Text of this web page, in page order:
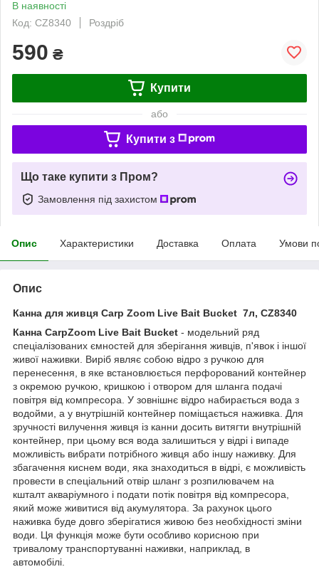
В наявності
Код: CZ8340
Роздріб
590 ₴
Купити
або
Купити з
Що таке купити з Пром?
Замовлення під захистом
Опис Характеристики Доставка Оплата Умови
Опис
Канна для живця Carp Zoom Live Bait Bucket 7л, CZ8340
Канна CarpZoom Live Bait Bucket - модельний ряд
спеціалізованих ємностей для зберігання живців, п'явок і іншої
живої наживки. Виріб являє собою відро з ручкою для
перенесення, в яке встановлюється перфорований контейнер
з окремою ручкою, кришкою і отвором для шланга подачі
повітря від компресора. У зовнішнє відро набирається вода з
водойми, а у внутрішній контейнер поміщається наживка. Для
зручності вилучення живця із канни досить витягти внутрішній
контейнер, при цьому вся вода залишиться у відрі і випаде
можливість вибрати потрібного живця або іншу наживку. Для
збагачення киснем води, яка знаходиться в відрі, є можливість
провести в спеціальний отвір шланг з розпилювачем на
кшталт акваріумного і подати потік повітря від компресора,
який може живитися від акумулятора. За рахунок цього
наживка буде довго зберігатися живою без необхідності зміни
води. Ця функція може бути особливо корисною при
тривалому транспортуванні наживки, наприклад, в
автомобілі.